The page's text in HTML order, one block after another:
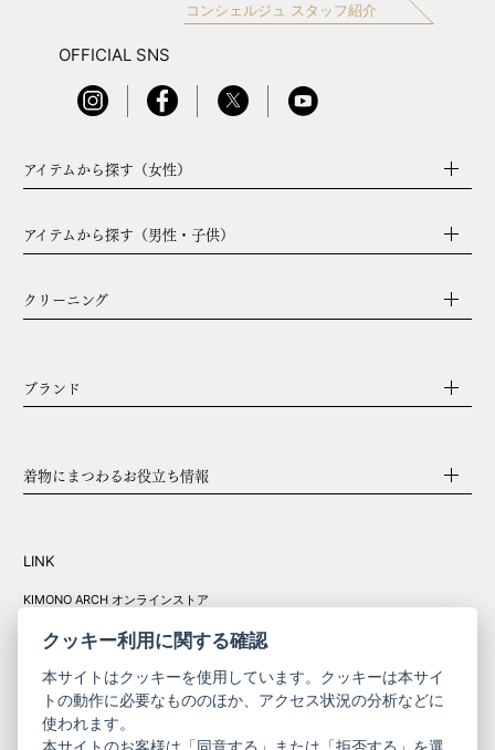
コンシェルジュ スタッフ紹介
OFFICIAL SNS
アイテムから探す（女性）
アイテムから探す（男性・子供）
クリーニング
ブランド
着物にまつわるお役立ち情報
LINK
KIMONO ARCH オンラインストア
きものやまと振
クッキー利用に関する確認
本サイトはクッキーを使用しています。クッキーは本サイ
トの動作に必要なもののほか、アクセス状況の分析などに
使われます。
本サイトのお客様は「同意する」または「拒否する」を選